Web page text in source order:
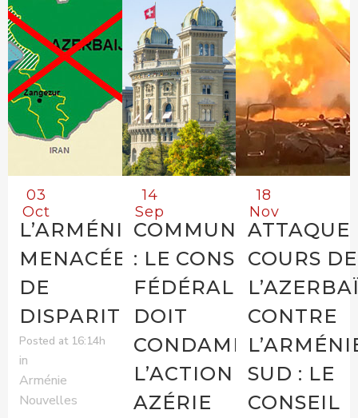
03
Oct
L’ARMÉNIE
MENACÉE
DE
DISPARITION
Posted at 16:14h
in
Arménie
Nouvelles
14
Sep
COMMUNIQUÉ
: LE CONSEIL
FÉDÉRAL
DOIT
CONDAMNER
L’ACTION
AZÉRIE
18
Nov
ATTAQUE
COURS DE
CONTRE
SUD : LE
CONSEIL